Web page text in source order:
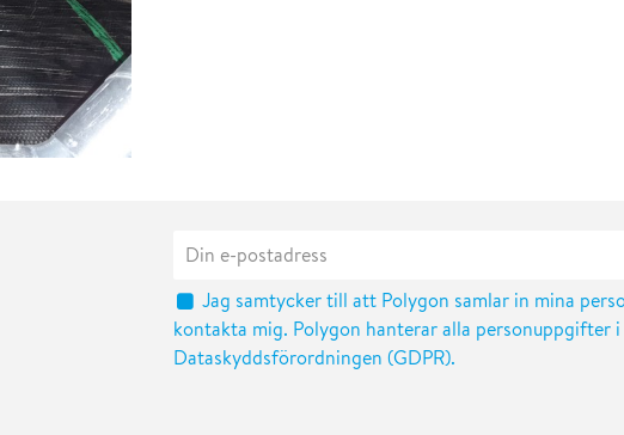
Jag samtycker till att Polygon samlar in mina
kontakta mig. Polygon hanterar alla personuppgifter
Dataskyddsförordningen (GDPR).